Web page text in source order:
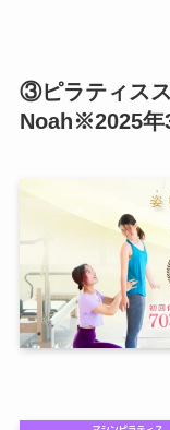
③ピラティス
Noah※2025年